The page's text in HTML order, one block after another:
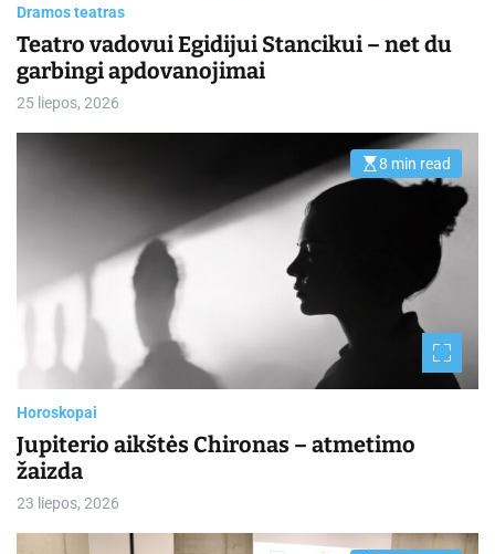
Dramos teatras
Teatro vadovui Egidijui Stancikui – net du
garbingi apdovanojimai
25 liepos, 2026
E
s
d
r
i
8 min read
Horoskopai
Jupiterio aikštės Chironas – atmetimo
žaizda
23 liepos, 2026